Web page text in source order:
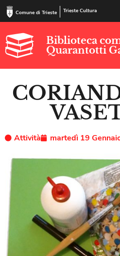
Comune di Trieste Trieste Cultura
Biblioteca
Quarantotti
Attività martedì 19